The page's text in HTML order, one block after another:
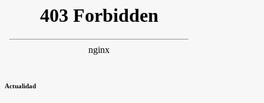
Actualidad